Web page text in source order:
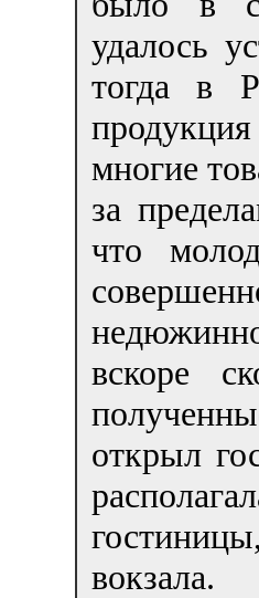
удалось
тогда в
многие
за
что
вскоре
открыл
вокзала.